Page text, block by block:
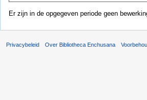
Er zijn in de opgegeven periode geen
Privacybeleid Over Bibliotheca Enchusana